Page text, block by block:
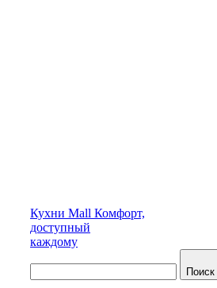
Кухни Mall Комфорт,
доступный
каждому
Поиск